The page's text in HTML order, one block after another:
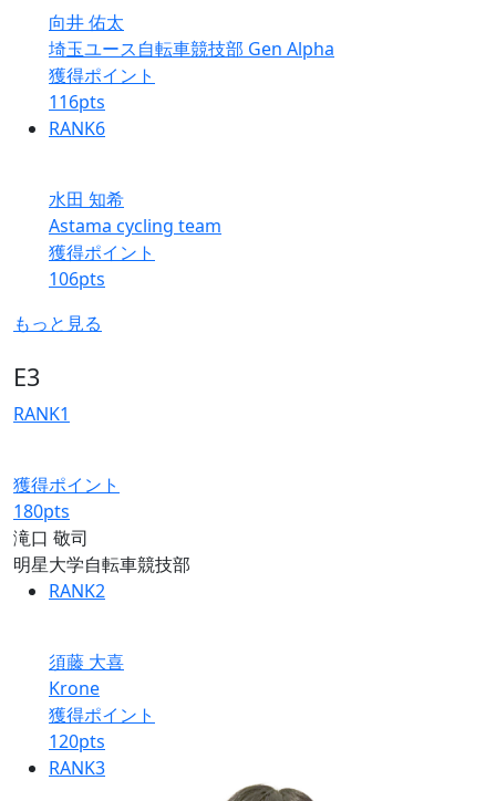
向井 佑太
埼玉ユース自転車競技部 Gen Alpha
獲得ポイント
116pts
RANK6
水田 知希
Astama cycling team
獲得ポイント
106pts
もっと見る
E3
RANK1
獲得ポイント
180pts
滝口 敬司
明星大学自転車競技部
RANK2
須藤 大喜
Krone
獲得ポイント
120pts
RANK3